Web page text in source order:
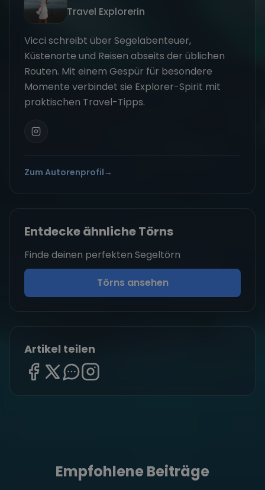
Travel Explorerin
Vicci schreibt über Segelabenteuer,
Küstenorte und Reisen abseits der üblichen
Routen. Mit einem Gespür für besondere
Momente verbindet sie Explorer-Spirit mit
praktischen Travel-Tipps.
Zum Autorenprofil →
Entdecke ähnliche Törns
Finde deinen perfekten Segeltörn
Törns ansehen
Artikel teilen
Empfohlene Beiträge